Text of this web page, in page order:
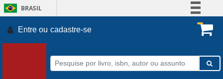
BRASIL
Participe
Acesso à informação
Entre ou cadastre-se.